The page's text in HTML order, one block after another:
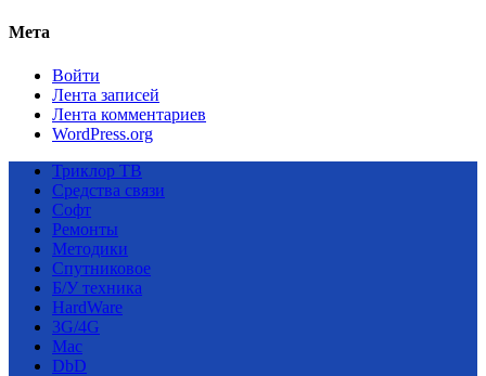
Мета
Войти
Лента записей
Лента комментариев
WordPress.org
Триклор ТВ
Средства связи
Софт
Ремонты
Методики
Спутниковое
Б/У техника
HardWare
3G/4G
Mac
DbD